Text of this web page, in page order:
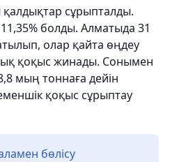
сұрыпталды.
болды. Алматыда 31
олар қайта өңдеу
қоқыс жинады. Сонымен
мың тоннаға дейін
қоқыс сұрыптау
бөлісу